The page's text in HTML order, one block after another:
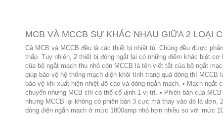
MCB VÀ MCCB SỰ KHÁC NHAU GIỮA 2 LOẠI
Cả MCB và MCCB đều là các thiết bị nhiệt tù. Chúng đều được
thấp. Tuy nhiên, 2 thiết bị đóng ngắt lại có những điểm khác biệt cơ
của bộ ngắt mạch thu nhỏ còn MCCB là tên viết tắt của bộ ngắt
giúp bảo vệ hệ thống mạch điện khỏi tình trạng quá dòng thì
bảo vệ khi xuất hiện nhiệt độ cao và dòng ngắn mạch. • Mạch ngắt
chuyển nhưng MCB chỉ có thể cố định 1 vị trí. • Phiên bản của
nhưng MCCB lại không có phiên bản 3 cực mà thay vào đó là đơn,
dòng điện ngắn mạch ở mức 1800amp nhỏ hơn nhiều so với mức